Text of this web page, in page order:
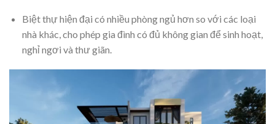
Biệt thự hiện đại có nhiều phòng ngủ hơn so với các loại
nhà khác, cho phép gia đình có đủ không gian để sinh hoạt,
nghỉ ngơi và thư giãn.